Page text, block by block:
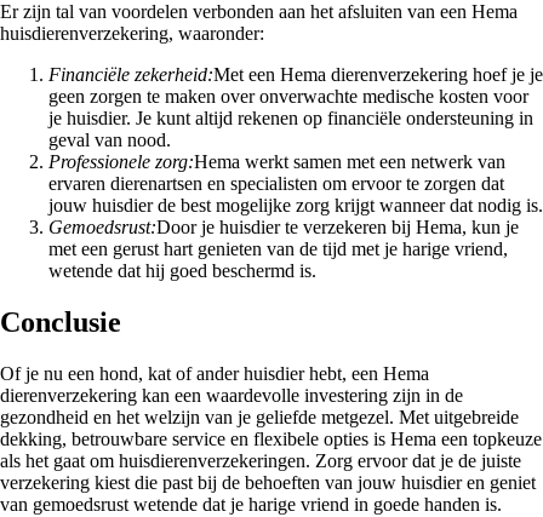
Er zijn tal van voordelen verbonden aan het afsluiten van een Hema
huisdierenverzekering, waaronder:
Financiële zekerheid:Met een Hema dierenverzekering hoef je je
geen zorgen te maken over onverwachte medische kosten voor
je huisdier. Je kunt altijd rekenen op financiële ondersteuning in
geval van nood.
Professionele zorg:Hema werkt samen met een netwerk van
ervaren dierenartsen en specialisten om ervoor te zorgen dat
jouw huisdier de best mogelijke zorg krijgt wanneer dat nodig is.
Gemoedsrust:Door je huisdier te verzekeren bij Hema, kun je
met een gerust hart genieten van de tijd met je harige vriend,
wetende dat hij goed beschermd is.
Conclusie
Of je nu een hond, kat of ander huisdier hebt, een Hema
dierenverzekering kan een waardevolle investering zijn in de
gezondheid en het welzijn van je geliefde metgezel. Met uitgebreide
dekking, betrouwbare service en flexibele opties is Hema een topkeuze
als het gaat om huisdierenverzekeringen. Zorg ervoor dat je de juiste
verzekering kiest die past bij de behoeften van jouw huisdier en geniet
van gemoedsrust wetende dat je harige vriend in goede handen is.